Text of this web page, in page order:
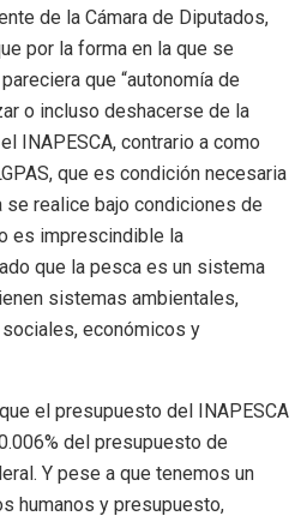
de la Cámara de Diputados,
por la forma en la que se
que “autonomía de
o incluso deshacerse de la
INAPESCA, contrario a como
que es condición necesaria
realice bajo condiciones de
es imprescindible la
que la pesca es un sistema
sistemas ambientales,
económicos y
el presupuesto del INAPESCA
del presupuesto de
Y pese a que tenemos un
humanos y presupuesto,